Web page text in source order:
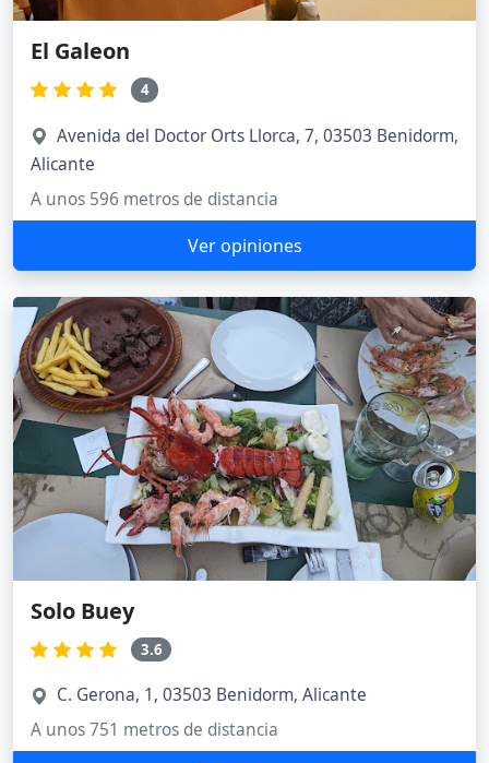
El Galeon
4
Avenida del Doctor Orts Llorca, 7, 03503 Benidorm,
Alicante
A unos 596 metros de distancia
Ver opiniones
Solo Buey
3.6
C. Gerona, 1, 03503 Benidorm, Alicante
A unos 751 metros de distancia